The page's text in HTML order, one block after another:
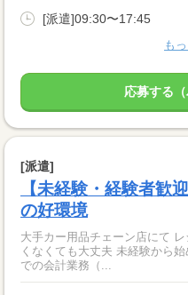
[派遣]09:30〜17:45
も
応募する（
[派遣]
【未経験・経験者歓
の好環境
大手カー用品チェーン店にて
くなくても大丈夫 未経験から
での会計業務（...